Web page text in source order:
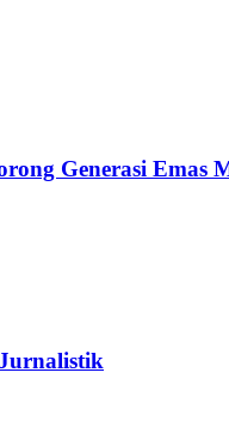
Generasi Emas